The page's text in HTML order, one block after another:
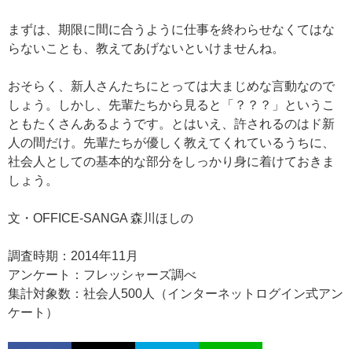
まずは、期限に間に合うように仕事を終わらせなくてはな
らないことも、教えてあげないといけませんね。
おそらく、新人さんたちにとっては大まじめな言動なので
しょう。しかし、先輩たちから見ると「？？？」というこ
ともたくさんあるようです。とはいえ、許されるのはド新
人の間だけ。先輩たちが優しく教えてくれているうちに、
社会人としての基本的な部分をしっかり身に着けておきま
しょう。
文・OFFICE-SANGA 森川ほしの
調査時期：2014年11月
アンケート：フレッシャーズ調べ
集計対象数：社会人500人（インターネットログイン式アン
ケート）